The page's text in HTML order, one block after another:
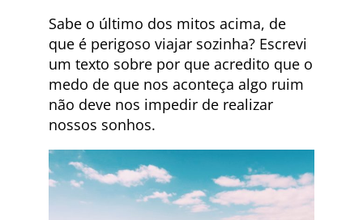
Sabe o último dos mitos acima, de
que é perigoso viajar sozinha? Escrevi
um texto sobre por que acredito que o
medo de que nos aconteça algo ruim
não deve nos impedir de realizar
nossos sonhos.